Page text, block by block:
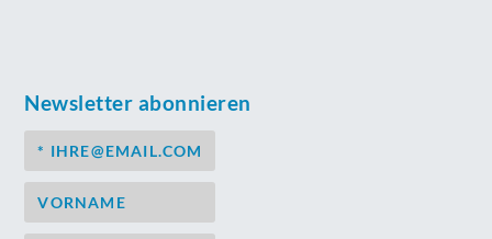
Newsletter abonnieren